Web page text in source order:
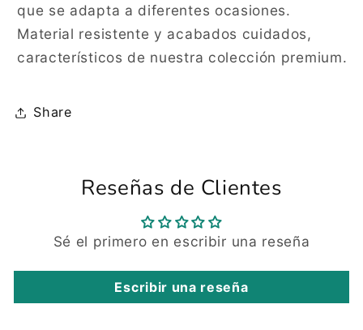
que se adapta a diferentes ocasiones.
Material resistente y acabados cuidados,
característicos de nuestra colección premium.
Share
Reseñas de Clientes
Sé el primero en escribir una reseña
Escribir una reseña